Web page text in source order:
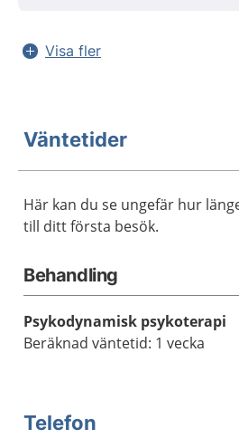
Visa fler
Väntetider
Här kan du se ungefär hur
till ditt första besök.
Behandling
Psykodynamisk psykoterapi
Beräknad väntetid: 1 vecka
Telefon